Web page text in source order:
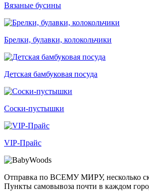
Вязаные бусины
Брелки, булавки, колокольчики
Детская бамбуковая посуда
Соски-пустышки
VIP-Прайс
Отправка по ВСЕМУ МИРУ, несколько
Пункты самовывоза почти в каждом